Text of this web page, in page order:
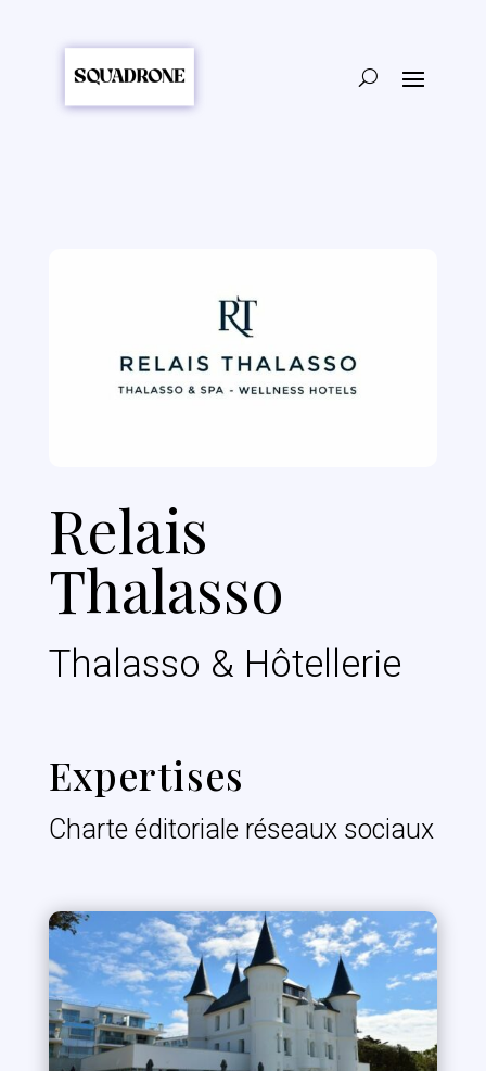
Relais
Thalasso
Thalasso & Hôtellerie
Expertises
Charte éditoriale réseaux sociaux